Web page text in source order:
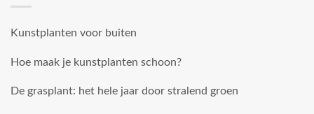
Kunstplanten voor buiten
Hoe maak je kunstplanten schoon?
De grasplant: het hele jaar door stralend groen